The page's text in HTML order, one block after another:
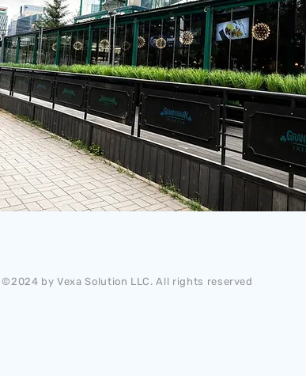
©2024 by Vexa Solution LLC. All rights reserved